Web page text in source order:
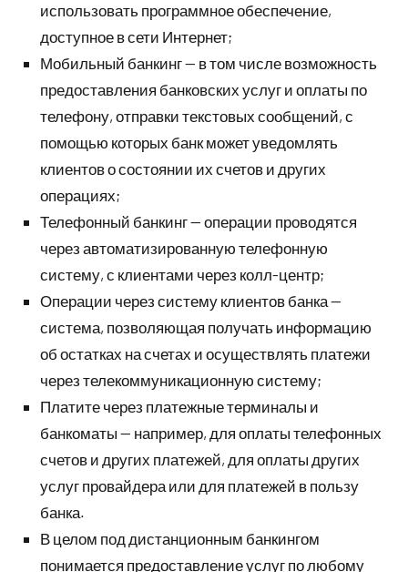
использовать программное обеспечение,
доступное в сети Интернет;
Мобильный банкинг — в том числе возможность
предоставления банковских услуг и оплаты по
телефону, отправки текстовых сообщений, с
помощью которых банк может уведомлять
клиентов о состоянии их счетов и других
операциях;
Телефонный банкинг — операции проводятся
через автоматизированную телефонную
систему, с клиентами через колл-центр;
Операции через систему клиентов банка —
система, позволяющая получать информацию
об остатках на счетах и осуществлять платежи
через телекоммуникационную систему;
Платите через платежные терминалы и
банкоматы — например, для оплаты телефонных
счетов и других платежей, для оплаты других
услуг провайдера или для платежей в пользу
банка.
В целом под дистанционным банкингом
понимается предоставление услуг по любому